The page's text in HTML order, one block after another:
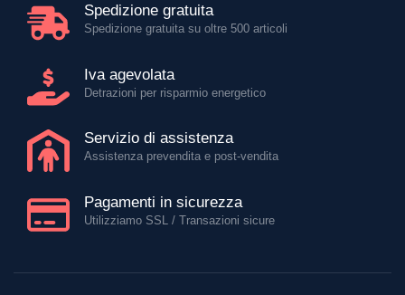
Spedizione gratuita
Spedizione gratuita su oltre 500 articoli
Iva agevolata
Detrazioni per risparmio energetico
Servizio di assistenza
Assistenza prevendita e post-vendita
Pagamenti in sicurezza
Utilizziamo SSL / Transazioni sicure